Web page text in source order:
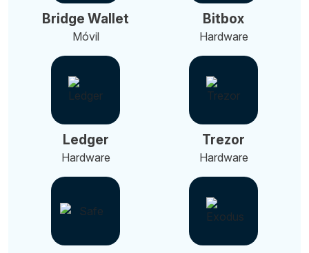
Bridge Wallet
Móvil
Bitbox
Hardware
Ledger
Hardware
Trezor
Hardware